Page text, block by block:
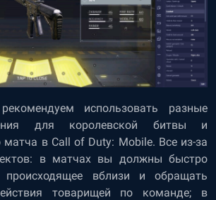
использовать разные
для королевской битвы и
матча в Call of Duty: Mobile. Все из-за
в матчах вы должны быстро
происходящее вблизи и обращать
товарищей по команде; в